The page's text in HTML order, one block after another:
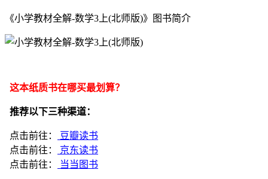
《小学教材全解-数学3上(北师版)》图书简介
这本纸质书在哪买最划算？
推荐以下三种渠道：
点击前往：
豆瓣读书
点击前往：
京东读书
点击前往：
当当图书